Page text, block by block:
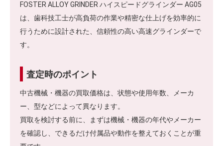
FOSTER ALLOY GRINDER ハイスピードグラインダー AG05
は、歯科技工士が高負荷の作業や精密な仕上げを効率的に
行うために設計された、信頼性の高い高速グラインダーで
す。
査定時のポイント
中古機械・機器の買取価格は、状態や使用年数、メーカ
ー、型などによって異なります。
買取を検討する前に、まずは機械・機器の年代やメーカー
を確認し、できるだけ付属品や動作を整えておくことが重